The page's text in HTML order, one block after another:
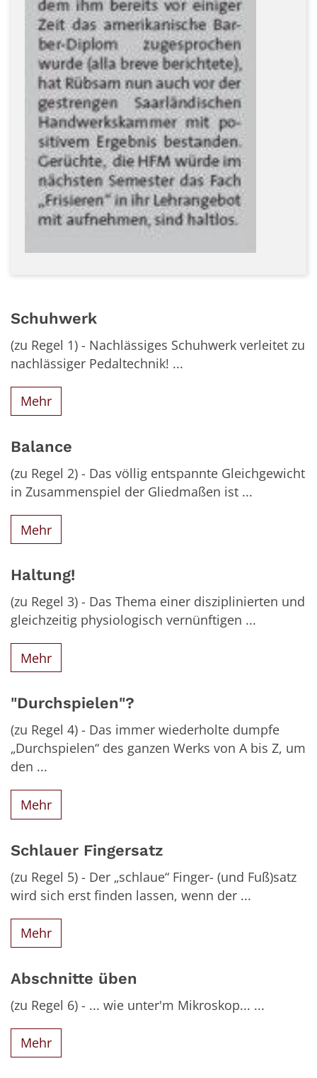
Schuhwerk
(zu Regel 1) - Nachlässiges Schuhwerk verleitet zu
nachlässiger Pedaltechnik! ...
Mehr
Balance
(zu Regel 2) - Das völlig entspannte Gleichgewicht
in Zusammenspiel der Gliedmaßen ist ...
Mehr
Haltung!
(zu Regel 3) - Das Thema einer disziplinierten und
gleichzeitig physiologisch vernünftigen ...
Mehr
"Durchspielen"?
(zu Regel 4) - Das immer wiederholte dumpfe
„Durchspielen“ des ganzen Werks von A bis Z, um
den ...
Mehr
Schlauer Fingersatz
(zu Regel 5) - Der „schlaue“ Finger- (und Fuß)satz
wird sich erst finden lassen, wenn der ...
Mehr
Abschnitte üben
(zu Regel 6) - ... wie unter'm Mikroskop... ...
Mehr